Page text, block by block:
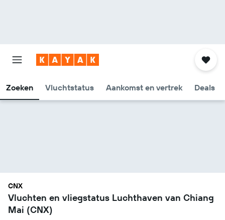
Zoeken Vluchtstatus Aankomst en vertrek Deals
CNX
Vluchten en vliegstatus Luchthaven van Chiang
Mai (CNX)